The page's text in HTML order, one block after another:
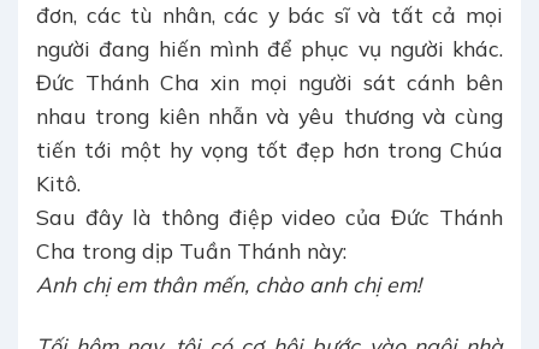
đơn, các tù nhân, các y bác sĩ và tất cả mọi
người đang hiến mình để phục vụ người khác.
Đức Thánh Cha xin mọi người sát cánh bên
nhau trong kiên nhẫn và yêu thương và cùng
tiến tới một hy vọng tốt đẹp hơn trong Chúa
Kitô.
Sau đây là thông điệp video của Đức Thánh
Cha trong dịp Tuần Thánh này:
Anh chị em thân mến, chào anh chị em!